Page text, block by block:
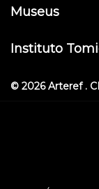
Museus
Instituto
© 2026 Arteref .